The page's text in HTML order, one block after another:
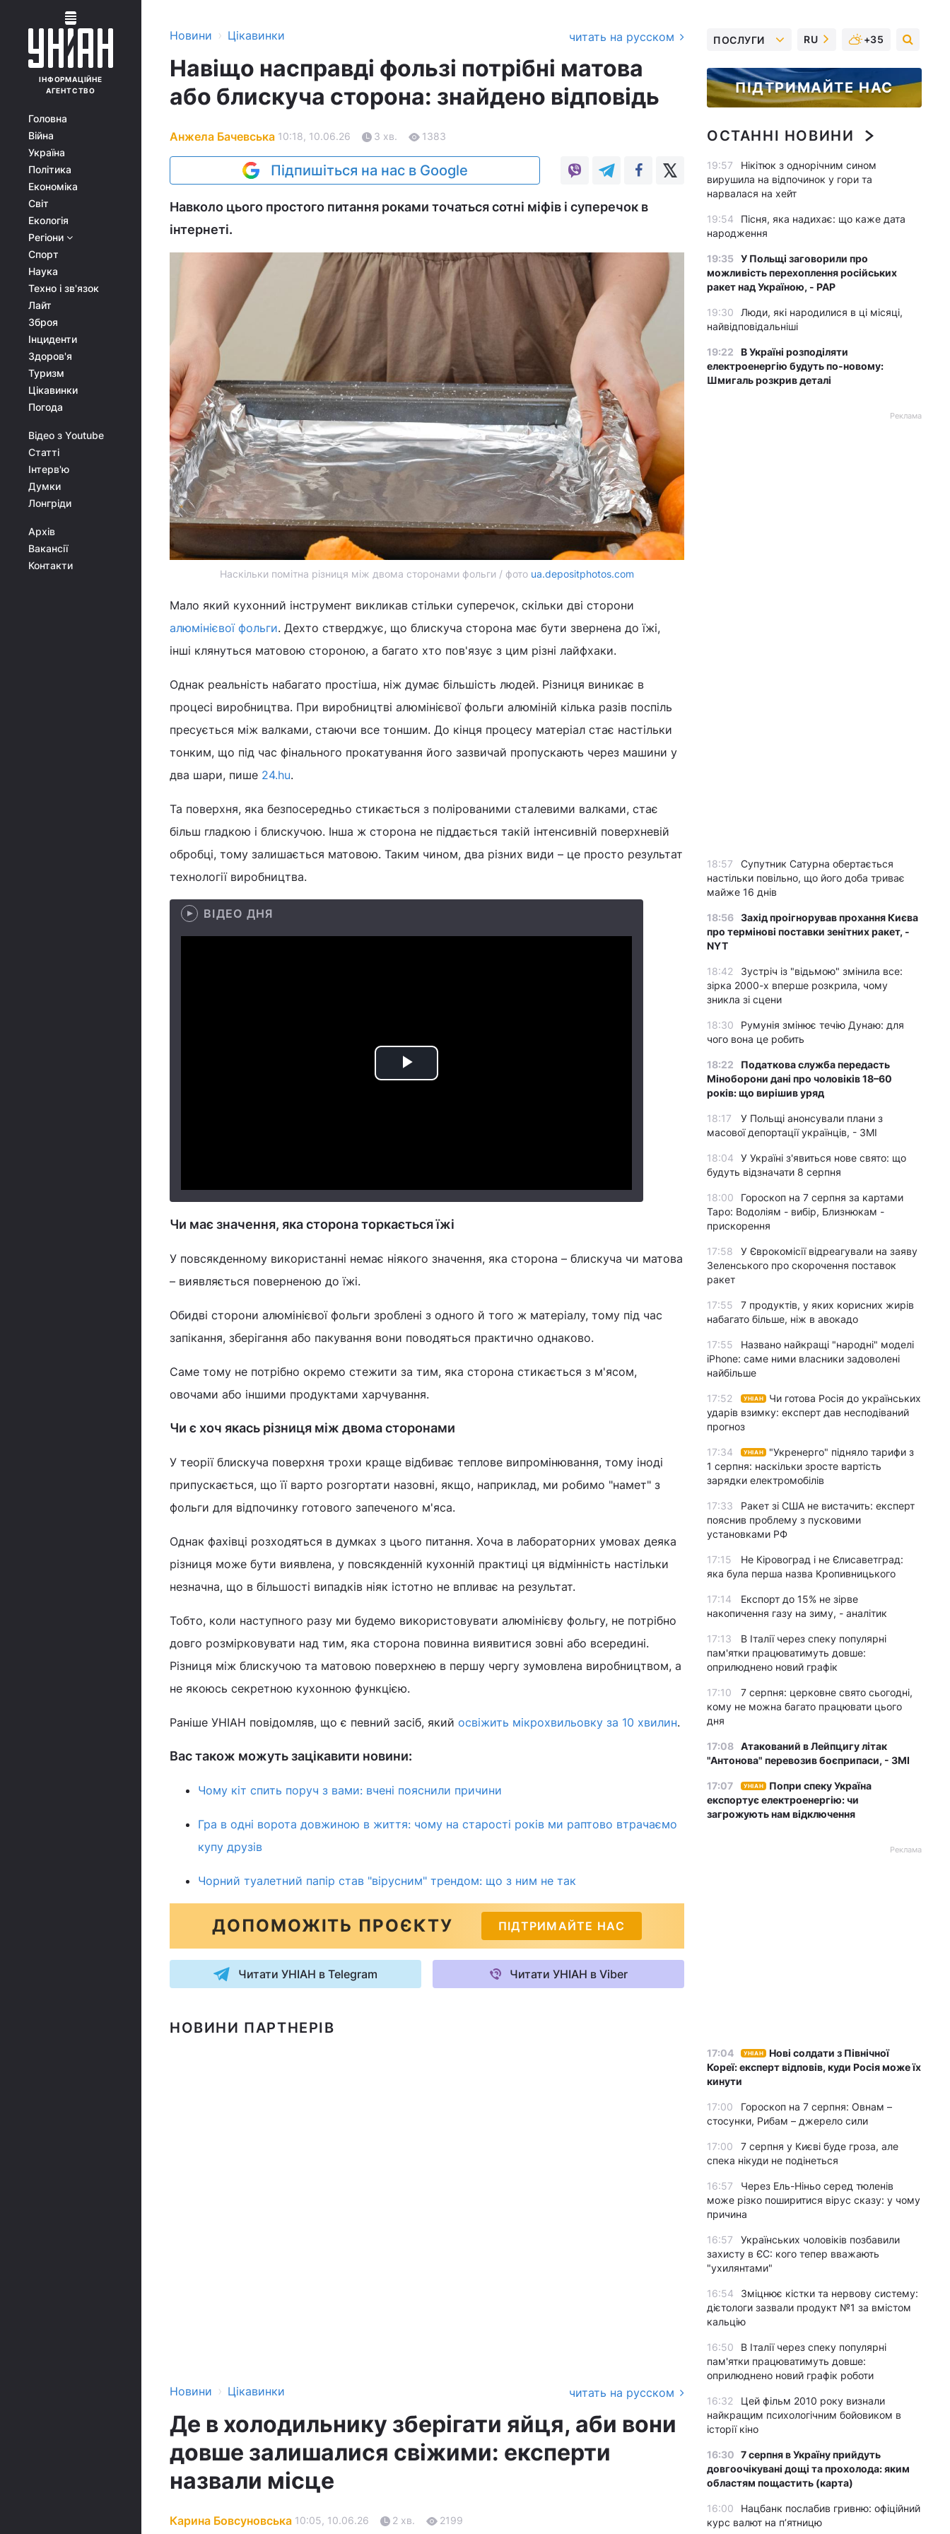
ІНФОРМАЦІЙНЕ
АГЕНТСТВО
Головна
Війна
Україна
Політика
Економіка
Світ
Екологія
Регіони
Спорт
Наука
Техно і зв'язок
Лайт
Зброя
Інциденти
Здоров'я
Туризм
Цікавинки
Погода
Відео з Youtube
Статті
Інтерв'ю
Думки
Лонгріди
Архів
Вакансії
Контакти
Новини › Цікавинки читать на русском
Навіщо насправді фользі потрібні матова
або блискуча сторона: знайдено відповідь
Анжела Бачевська 10:18, 10.06.26 3 хв. 1383
Підпишіться на нас в Google
Навколо цього простого питання роками точаться сотні міфів і суперечок в
інтернеті.
Наскільки помітна різниця між двома сторонами фольги / фото ua.depositphotos.com
Мало який кухонний інструмент викликав стільки суперечок, скільки дві сторони
алюмінієвої фольги. Дехто стверджує, що блискуча сторона має бути звернена до їжі,
інші клянуться матовою стороною, а багато хто пов'язує з цим різні лайфхаки.
Однак реальність набагато простіша, ніж думає більшість людей. Різниця виникає в
процесі виробництва. При виробництві алюмінієвої фольги алюміній кілька разів поспіль
пресується між валками, стаючи все тоншим. До кінця процесу матеріал стає настільки
тонким, що під час фінального прокатування його зазвичай пропускають через машини у
два шари, пише 24.hu.
Та поверхня, яка безпосередньо стикається з полірованими сталевими валками, стає
більш гладкою і блискучою. Інша ж сторона не піддається такій інтенсивній поверхневій
обробці, тому залишається матовою. Таким чином, два різних види – це просто результат
технології виробництва.
ВІДЕО ДНЯ
Play
Чи має значення, яка сторона торкається їжі
У повсякденному використанні немає ніякого значення, яка сторона – блискуча чи матова
– виявляється поверненою до їжі.
Обидві сторони алюмінієвої фольги зроблені з одного й того ж матеріалу, тому під час
запікання, зберігання або пакування вони поводяться практично однаково.
Саме тому не потрібно окремо стежити за тим, яка сторона стикається з м'ясом,
овочами або іншими продуктами харчування.
Чи є хоч якась різниця між двома сторонами
У теорії блискуча поверхня трохи краще відбиває теплове випромінювання, тому іноді
припускається, що її варто розгортати назовні, якщо, наприклад, ми робимо "намет" з
фольги для відпочинку готового запеченого м'яса.
Однак фахівці розходяться в думках з цього питання. Хоча в лабораторних умовах деяка
різниця може бути виявлена, у повсякденній кухонній практиці ця відмінність настільки
незначна, що в більшості випадків ніяк істотно не впливає на результат.
Тобто, коли наступного разу ми будемо використовувати алюмінієву фольгу, не потрібно
довго розмірковувати над тим, яка сторона повинна виявитися зовні або всередині.
Різниця між блискучою та матовою поверхнею в першу чергу зумовлена виробництвом, а
не якоюсь секретною кухонною функцією.
Раніше УНІАН повідомляв, що є певний засіб, який освіжить мікрохвильовку за 10 хвилин.
Вас також можуть зацікавити новини:
Чому кіт спить поруч з вами: вчені пояснили причини
Гра в одні ворота довжиною в життя: чому на старості років ми раптово втрачаємо
купу друзів
Чорний туалетний папір став "вірусним" трендом: що з ним не так
ДОПОМОЖІТЬ ПРОЄКТУ ПІДТРИМАЙТЕ НАС
Читати УНІАН в Telegram Читати УНІАН в Viber
НОВИНИ ПАРТНЕРІВ
Новини › Цікавинки читать на русском
Де в холодильнику зберігати яйця, аби вони
довше залишалися свіжими: експерти
назвали місце
Карина Бовсуновська 10:05, 10.06.26 2 хв. 2199
ПОСЛУГИ RU +35
ПІДТРИМАЙТЕ НАС
ОСТАННІ НОВИНИ
19:57
Нікітюк з однорічним сином
вирушила на відпочинок у гори та
нарвалася на хейт
19:54
Пісня, яка надихає: що каже дата
народження
19:35 У Польщі заговорили про
можливість перехоплення російських
ракет над Україною, - PAP
19:30
Люди, які народилися в ці місяці,
найвідповідальніші
19:22
В Україні розподіляти
електроенергію будуть по-новому:
Шмигаль розкрив деталі
Реклама
18:57
Супутник Сатурна обертається
настільки повільно, що його доба триває
майже 16 днів
18:56 Захід проігнорував прохання Києва
про термінові поставки зенітних ракет, -
NYT
18:42
Зустріч із "відьмою" змінила все:
зірка 2000-х вперше розкрила, чому
зникла зі сцени
18:30
Румунія змінює течію Дунаю: для
чого вона це робить
18:22
Податкова служба передасть
Міноборони дані про чоловіків 18–60
років: що вирішив уряд
18:17
У Польщі анонсували плани з
масової депортації українців, - ЗМІ
18:04
У Україні з'явиться нове свято: що
будуть відзначати 8 серпня
18:00
Гороскоп на 7 серпня за картами
Таро: Водоліям - вибір, Близнюкам -
прискорення
17:58
У Єврокомісії відреагували на заяву
Зеленського про скорочення поставок
ракет
17:55
7 продуктів, у яких корисних жирів
набагато більше, ніж в авокадо
17:55
Названо найкращі "народні" моделі
iPhone: саме ними власники задоволені
найбільше
17:52 УНІАН
Чи готова Росія до українських
ударів взимку: експерт дав несподіваний
прогноз
17:34 УНІАН
"Укренерго" підняло тарифи з
1 серпня: наскільки зросте вартість
зарядки електромобілів
17:33
Ракет зі США не вистачить: експерт
пояснив проблему з пусковими
установками РФ
17:15
Не Кіровоград і не Єлисаветград:
яка була перша назва Кропивницького
17:14
Експорт до 15% не зірве
накопичення газу на зиму, - аналітик
17:13
В Італії через спеку популярні
пам'ятки працюватимуть довше:
оприлюднено новий графік
17:10
7 серпня: церковне свято сьогодні,
кому не можна багато працювати цього
дня
17:08 Атакований в Лейпцигу літак
"Антонова" перевозив боєприпаси, - ЗМІ
17:07 УНІАН
Попри спеку Україна
експортує електроенергію: чи
загрожують нам відключення
Реклама
17:04 УНІАН
Нові солдати з Північної
Кореї: експерт відповів, куди Росія може їх
кинути
17:00
Гороскоп на 7 серпня: Овнам –
стосунки, Рибам – джерело сили
17:00
7 серпня у Києві буде гроза, але
спека нікуди не подінеться
16:57
Через Ель-Ніньо серед тюленів
може різко поширитися вірус сказу: у чому
причина
16:57
Українських чоловіків позбавили
захисту в ЄС: кого тепер вважають
"ухилянтами"
16:54
Зміцнює кістки та нервову систему:
дієтологи зазвали продукт №1 за вмістом
кальцію
16:50
В Італії через спеку популярні
пам'ятки працюватимуть довше:
оприлюднено новий графік роботи
16:32
Цей фільм 2010 року визнали
найкращим психологічним бойовиком в
історії кіно
16:30 7 серпня в Україну прийдуть
довгоочікувані дощі та прохолода: яким
областям пощастить (карта)
16:00
Нацбанк послабив гривню: офіційний
курс валют на п’ятницю